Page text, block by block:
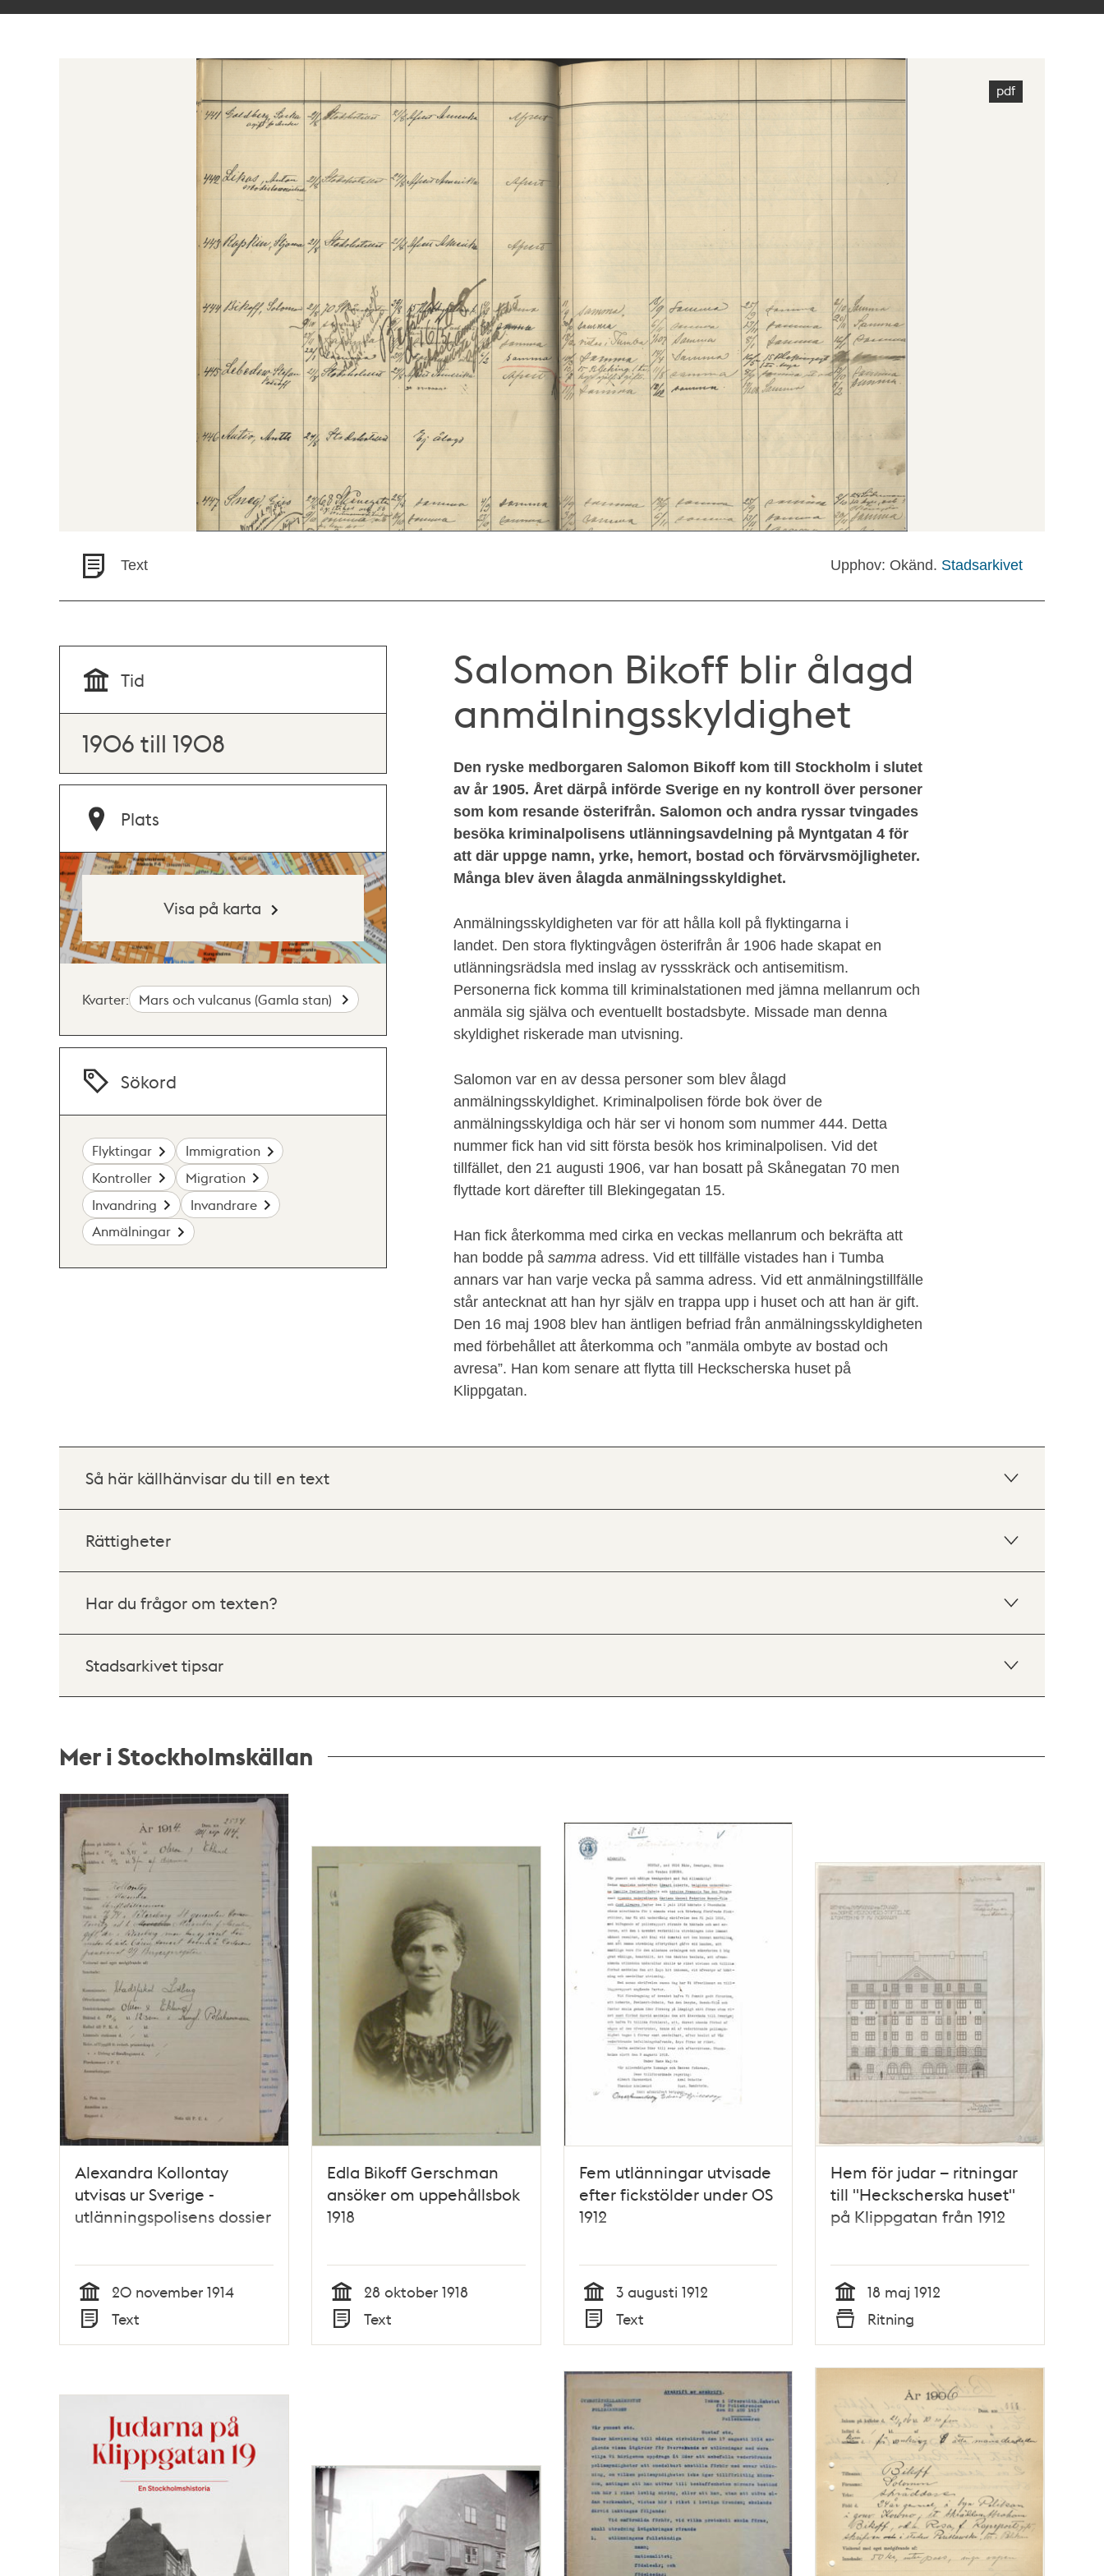
Text Upphov: Okänd. Stadsarkivet
Salomon Bikoff blir ålagd
anmälningsskyldighet
Den ryske medborgaren Salomon Bikoff kom till Stockholm i slutet
av år 1905. Året därpå införde Sverige en ny kontroll över personer
som kom resande österifrån. Salomon och andra ryssar tvingades
besöka kriminalpolisens utlänningsavdelning på Myntgatan 4 för
att där uppge namn, yrke, hemort, bostad och förvärvsmöjligheter.
Många blev även ålagda anmälningsskyldighet.
Anmälningsskyldigheten var för att hålla koll på flyktingarna i
landet. Den stora flyktingvågen österifrån år 1906 hade skapat en
utlänningsrädsla med inslag av ryssskräck och antisemitism.
Personerna fick komma till kriminalstationen med jämna mellanrum och
anmäla sig själva och eventuellt bostadsbyte. Missade man denna
skyldighet riskerade man utvisning.
Salomon var en av dessa personer som blev ålagd
anmälningsskyldighet. Kriminalpolisen förde bok över de
anmälningsskyldiga och här ser vi honom som nummer 444. Detta
nummer fick han vid sitt första besök hos kriminalpolisen. Vid det
tillfället, den 21 augusti 1906, var han bosatt på Skånegatan 70 men
flyttade kort därefter till Blekingegatan 15.
Han fick återkomma med cirka en veckas mellanrum och bekräfta att
han bodde på samma adress. Vid ett tillfälle vistades han i Tumba
annars var han varje vecka på samma adress. Vid ett anmälningstillfälle
står antecknat att han hyr själv en trappa upp i huset och att han är gift.
Den 16 maj 1908 blev han äntligen befriad från anmälningsskyldigheten
med förbehållet att återkomma och ”anmäla ombyte av bostad och
avresa”. Han kom senare att flytta till Heckscherska huset på
Klippgatan.
Tid
1906 till 1908
Plats
Visa på karta
Kvarter: Mars och vulcanus (Gamla stan)
Sökord
Flyktingar
Immigration
Kontroller
Migration
Invandring
Invandrare
Anmälningar
Så här källhänvisar du till en text
Rättigheter
Har du frågor om texten?
Stadsarkivet tipsar
Mer i Stockholmskällan
Relaterade
och
teman
Alexandra Kollontay
utvisas ur Sverige -
utlänningspolisens dossier
Tid
20 november 1914
Typ
Text
Edla Bikoff Gerschman
ansöker om uppehållsbok
1918
Tid
28 oktober 1918
Typ
Text
Fem utlänningar utvisade
efter fickstölder under OS
1912
Tid
3 augusti 1912
Typ
Text
Hem för judar – ritningar
till "Heckscherska huset"
på Klippgatan från 1912
Tid
18 maj 1912
Typ
Ritning